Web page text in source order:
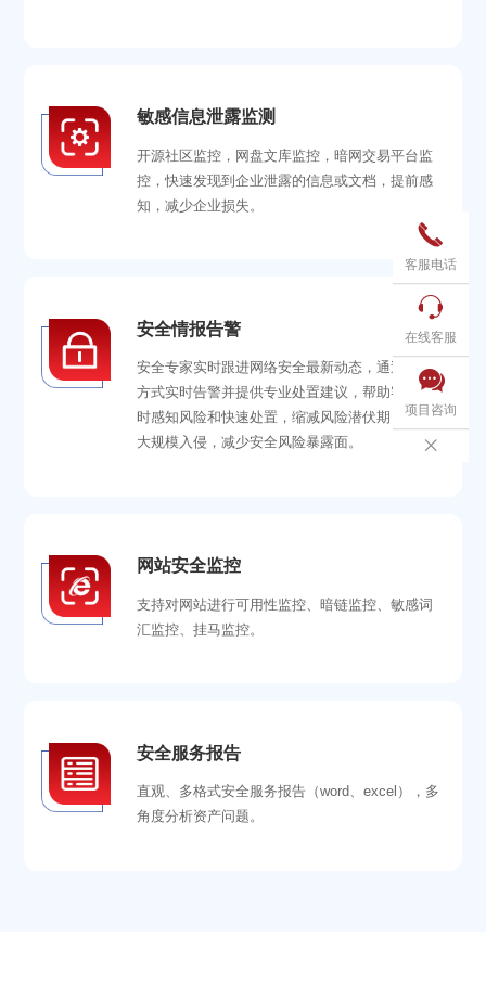
敏感信息泄露监测
开源社区监控，网盘文库监控，暗网交易平台监
控，快速发现到企业泄露的信息或文档，提前感
知，减少企业损失。
安全情报告警
安全专家实时跟进网络安全最新动态，通过多种
方式实时告警并提供专业处置建议，帮助客户及
时感知风险和快速处置，缩减风险潜伏期，预防
大规模入侵，减少安全风险暴露面。
网站安全监控
支持对网站进行可用性监控、暗链监控、敏感词
汇监控、挂马监控。
安全服务报告
直观、多格式安全服务报告（word、excel），多
角度分析资产问题。

客服电话

在线客服

项目咨询
